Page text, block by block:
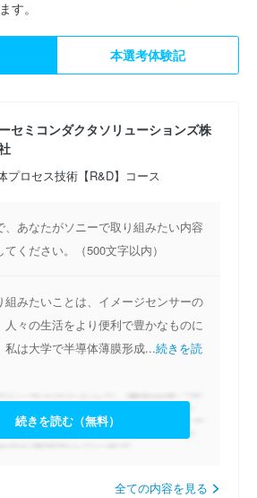
す。
本選考体験記
セミコンダクタソリューションズ株
プロセス技術【R&D】コース
、あなたがソニーで取り組みたい内容
ください。（500文字以内）
組みたいことは、イメージセンサーの
人々の生活をより便利で豊かなものに
私は大学で半導体薄膜形成...続きを読
続きを読む（無料）
全ての内容を見る